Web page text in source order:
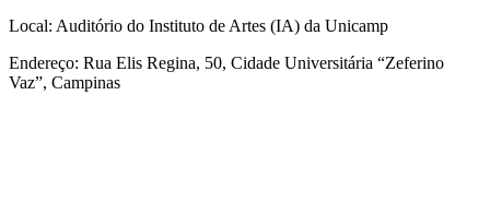
Local: Auditório do Instituto de Artes (IA) da Unicamp
Endereço: Rua Elis Regina, 50, Cidade Universitária “Zeferino
Vaz”, Campinas